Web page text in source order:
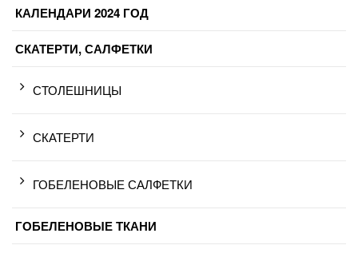
КАЛЕНДАРИ 2024 ГОД
СКАТЕРТИ, САЛФЕТКИ
СТОЛЕШНИЦЫ
СКАТЕРТИ
ГОБЕЛЕНОВЫЕ САЛФЕТКИ
ГОБЕЛЕНОВЫЕ ТКАНИ